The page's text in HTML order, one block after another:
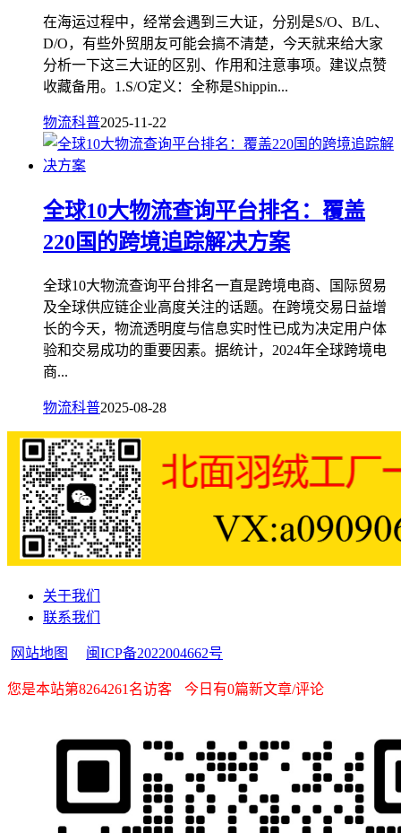
在海运过程中，经常会遇到三大证，分别是S/O、B/L、
D/O，有些外贸朋友可能会搞不清楚，今天就来给大家
分析一下这三大证的区别、作用和注意事项。建议点赞
收藏备用。1.S/O定义：全称是Shippin...
物流科普2025-11-22
全球10大物流查询平台排名：覆盖
220国的跨境追踪解决方案
全球10大物流查询平台排名一直是跨境电商、国际贸易
及全球供应链企业高度关注的话题。在跨境交易日益增
长的今天，物流透明度与信息实时性已成为决定用户体
验和交易成功的重要因素。据统计，2024年全球跨境电
商...
物流科普2025-08-28
关于我们
联系我们
网站地图 闽ICP备2022004662号
您是本站第8264261名访客 今日有0篇新文章/评论